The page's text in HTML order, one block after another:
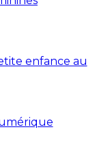
enfance au